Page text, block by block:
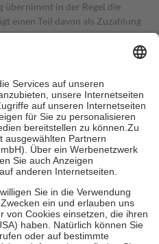
übernimmt in der Regel die
einen Teil davon als Zuzahlung
in Höhe von zehn
nie mehr als die tatsächlichen
auch für Online-Apotheken.
beträgt die
sowie zehn Euro je
für ihre eigene Gesundheit zu
der Familie zu unterstützen,
vollendeten 18. Lebensjahr
Früherkennung, die von der